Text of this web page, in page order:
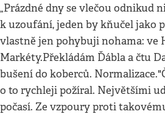
„Prázdné dny se vlečou odnikud
k uzoufání, jeden by kňučel jako
vlastně jen pohybuji nohama: ve
Markéty.Překládám Ďábla a čtu
bušení do koberců.
o to rychleji požíral. Největšími
počasí. Ze vzpoury proti